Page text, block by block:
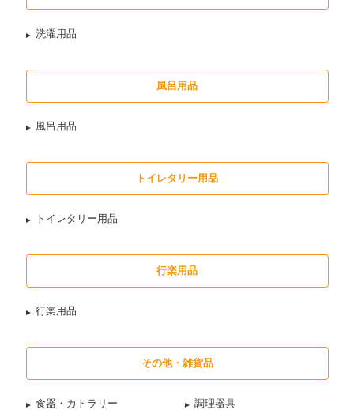
洗濯用品
風呂用品
風呂用品
トイレタリー用品
トイレタリー用品
行楽用品
行楽用品
その他・雑貨品
食器・カトラリー
調理器具